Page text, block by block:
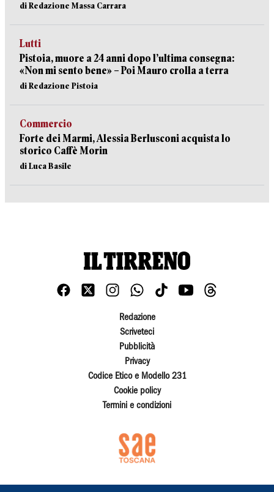
di Redazione Massa Carrara
Lutti
Pistoia, muore a 24 anni dopo l’ultima consegna:
«Non mi sento bene» – Poi Mauro crolla a terra
di Redazione Pistoia
Commercio
Forte dei Marmi, Alessia Berlusconi acquista lo
storico Caffè Morin
di Luca Basile
Redazione
Scriveteci
Pubblicità
Privacy
Codice Etico e Modello 231
Cookie policy
Termini e condizioni